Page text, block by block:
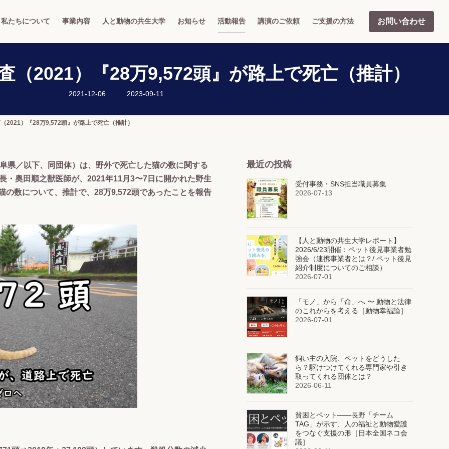
お問い合わせ
私たちについて 事業内容 人と動物の共生大学 お知らせ 活動報告 講演のご依頼 ご支援の方法
（2021）『28万9,572頭』が路上で死亡（推計）
2021-12-06
最
新
日
時
2023-09-11
2021）『28万9,572頭』が路上で死亡（推計）
県／以下、同団体）は、野外で死亡した猫の数に関する
・奥田順之獣医師が、2021年11月3〜7日に開かれた野生
数について、推計で、28万9,572頭であったことを報告
最近の投稿
受付事務・SNS担当職員募集
2026-07-13
【人と動物の共生大学レポート】
2026/6/23開催：ペット後見事業者勉
強会（連携事業者とは？/ ペット後見
紹介制度についてのご相談）
2026-07-01
「モノ」から「命」へ 〜 動物と法律
のこれからを考える［動物幸福論］
2026-07-01
飼い主の入院、ペットをどうした
ら？駆けつけてくれる専門家や引き
取ってくれる団体とは？
2026-06-11
貧困とペット——長野「チーム
TAG」が示す、人の福祉と動物愛護
をつなぐ支援の形［日本全国ネコ会
議］